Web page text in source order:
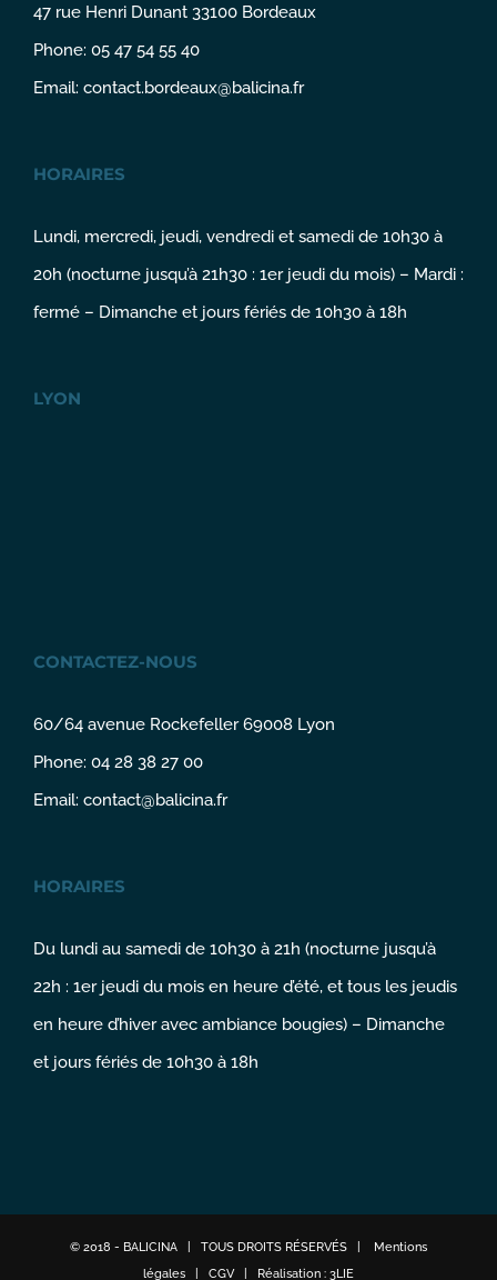
47 rue Henri Dunant 33100 Bordeaux
Phone: 05 47 54 55 40
Email: contact.bordeaux@balicina.fr
HORAIRES
Lundi, mercredi, jeudi, vendredi et samedi de 10h30 à
20h (nocturne jusqu’à 21h30 : 1er jeudi du mois) – Mardi :
fermé – Dimanche et jours fériés de 10h30 à 18h
LYON
CONTACTEZ-NOUS
60/64 avenue Rockefeller 69008 Lyon
Phone: 04 28 38 27 00
Email: contact@balicina.fr
HORAIRES
Du lundi au samedi de 10h30 à 21h (nocturne jusqu’à
22h : 1er jeudi du mois en heure d’été, et tous les jeudis
en heure d’hiver avec ambiance bougies) – Dimanche
et jours fériés de 10h30 à 18h
© 2018 - BALICINA | TOUS DROITS RÉSERVÉS | Mentions
légales
CGV| Réalisation : 3LIE